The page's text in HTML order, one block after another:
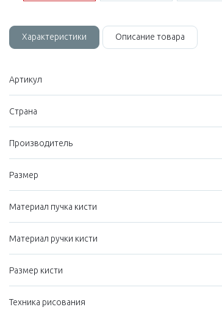
Характеристики Описание товара
Артикул
Страна
Производитель
Размер
Материал пучка кисти
Материал ручки кисти
Размер кисти
Техника рисования